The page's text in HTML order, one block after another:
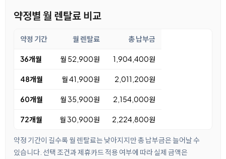
약정별 월 렌탈료 비교
약정 기간 월 렌탈료 총 납부금
36개월 월 52,900원 1,904,400원
48개월 월 41,900원 2,011,200원
60개월 월 35,900원 2,154,000원
72개월 월 30,900원 2,224,800원
약정 기간이 길수록 월 렌탈료는 낮아지지만 총 납부금은 늘어날 수
있습니다. 선택 조건과 제휴카드 적용 여부에 따라 실제 금액은